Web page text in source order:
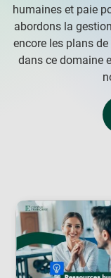
humaines et paie
abordons la
encore les plans
dans ce domaine